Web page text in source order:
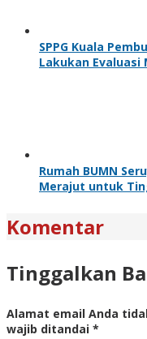
SPPG Kuala
Lakukan Evaluasi
Rumah BUMN
Merajut untuk
Komentar
Tinggalkan
Alamat email Anda
wajib ditandai *